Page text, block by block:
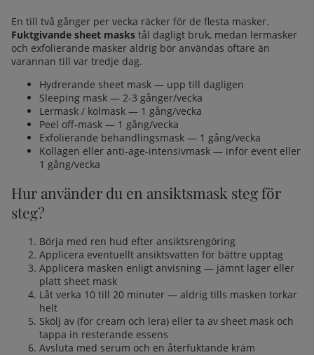
En till två gånger per vecka räcker för de flesta masker.
Fuktgivande sheet masks tål dagligt bruk, medan lermasker
och exfolierande masker aldrig bör användas oftare än
varannan till var tredje dag.
Hydrerande sheet mask — upp till dagligen
Sleeping mask — 2-3 gånger/vecka
Lermask / kolmask — 1 gång/vecka
Peel off-mask — 1 gång/vecka
Exfolierande behandlingsmask — 1 gång/vecka
Kollagen eller anti-age-intensivmask — inför event eller
1 gång/vecka
Hur använder du en ansiktsmask steg för
steg?
Börja med ren hud efter ansiktsrengöring
Applicera eventuellt ansiktsvatten för bättre upptag
Applicera masken enligt anvisning — jämnt lager eller
platt sheet mask
Låt verka 10 till 20 minuter — aldrig tills masken torkar
helt
Skölj av (för cream och lera) eller ta av sheet mask och
tappa in resterande essens
Avsluta med serum och en återfuktande kräm